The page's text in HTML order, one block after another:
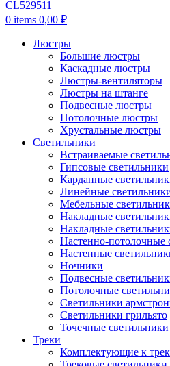
0 items 0,00 ₽
Люстры
Большие люстры
Каскадные люстры
Люстры-вентиляторы
Люстры на штанге
Подвесные люстры
Потолочные люстры
Хрустальные люстры
Светильники
Встраиваемые
Гипсовые светильники
Карданные
Линейные
Мебельные
Накладные
Накладные
Настенно-потолочные
Настенные
Ночники
Подвесные
Потолочные
Светильники
Светильники грильято
Точечные светильники
Треки
Комплектующие к